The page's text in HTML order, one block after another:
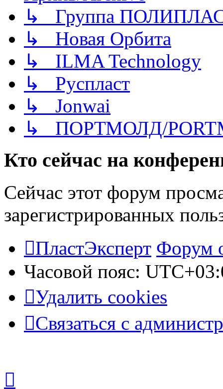
↳ Группа
↳ Новая Орбита
↳ ILMA Technology
↳ Руспласт
↳ Jonwai
↳ ПОРТМОЛД/
Кто сейчас на
Сейчас этот форум
зарегистрированных
ПластЭксперт Форум
Часовой пояс:
Удалить cookies
Связаться с